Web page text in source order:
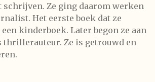
schrijven. Ze ging daarom werken
Het eerste boek dat ze
kinderboek. Later begon ze aan
thrillerauteur. Ze is getrouwd en